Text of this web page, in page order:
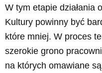
W tym etapie działania
Kultury powinny być
które mniej. W proces
szerokie grono
na których omawiane